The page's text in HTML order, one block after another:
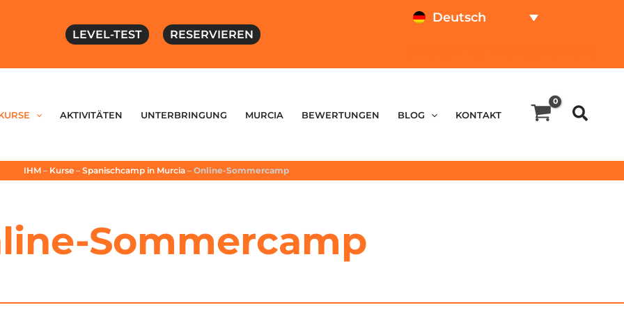
LEVEL-TEST RESERVIEREN
Deutsch
AKTIVITÄTEN UNTERBRINGUNG MURCIA BEWERTUNGEN BLOG KONTAKT
IHM– Kurse– Spanischcamp in Murcia– Online-Sommercamp
Sommercamp